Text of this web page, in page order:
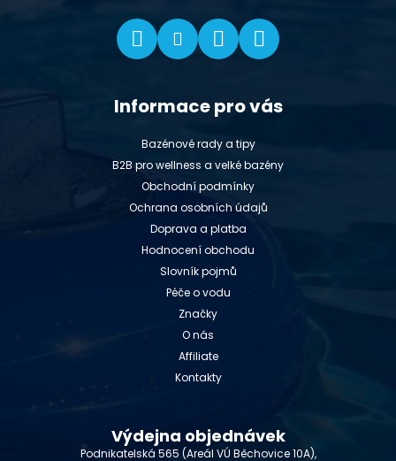
Informace pro vás
Bazénové rady a tipy
B2B pro wellness a velké bazény
Obchodní podmínky
Ochrana osobních údajů
Doprava a platba
Hodnocení obchodu
Slovník pojmů
Péče o vodu
Značky
O nás
Affiliate
Kontakty
Výdejna objednávek
Podnikatelská 565 (Areál VÚ Běchovice 10A),